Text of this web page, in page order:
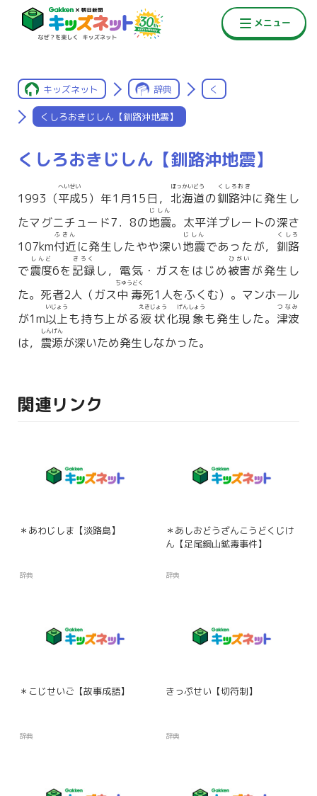
キッズネット 辞典 く
くしろおきじしん【釧路沖地震】
くしろおきじしん【釧路沖地震】
1993（平成
へいせい
5）年1月15日， 北海道
ほっかいどう
の釧路沖
くしろおき
に発生し
たマグニチュード7．8の地震
じしん
。太平洋プレートの深さ
107km付近
ふきん
に発生したやや深い地震
じしん
であったが， 釧路
くしろ
で震度
しんど
6を 記録
きろく
し，電気・ガスをはじめ被害
ひがい
が発生し
た。死者2人（ガス中毒
ちゅうどく
死1人をふくむ）。マンホール
が1m以上
いじょう
も持ち上がる液状
えきじょう
化現象
げんしょう
も発生した。 津波
つなみ
は， 震源
しんげん
が深いため発生しなかった。
関連リンク
＊あわじしま【淡路島】
辞典
＊あしおどうざんこうどくじけ
ん【足尾銅山鉱毒事件】
辞典
＊こじせいご【故事成語】
辞典
きっぷせい【切符制】
辞典